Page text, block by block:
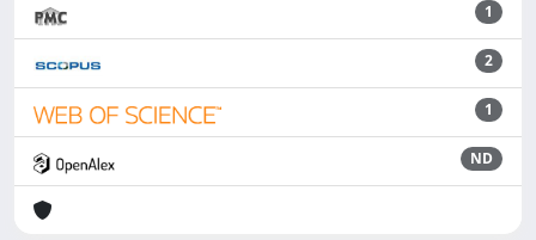
1
2
1
ND